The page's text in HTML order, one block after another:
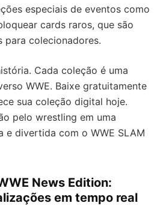
especiais de eventos como
cards raros, que são
para colecionadores.
Cada coleção é uma
WWE. Baixe gratuitamente
sua coleção digital hoje.
pelo wrestling em uma
e divertida com o WWE SLAM
News Edition:
em tempo real